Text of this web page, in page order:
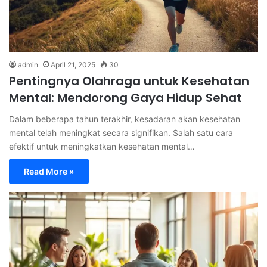
admin April 21, 2025 30
Pentingnya Olahraga untuk Kesehatan
Mental: Mendorong Gaya Hidup Sehat
Dalam beberapa tahun terakhir, kesadaran akan kesehatan
mental telah meningkat secara signifikan. Salah satu cara
efektif untuk meningkatkan kesehatan mental…
Read More »